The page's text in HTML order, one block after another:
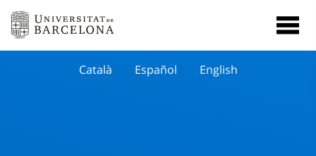
Català Español English